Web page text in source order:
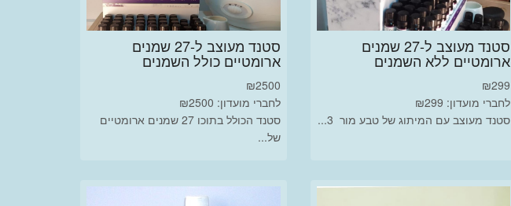
סטנד מעוצב ל-27 שמנים
ארומטיים ללא השמנים
₪299
לחברי מועדון: ₪299
סטנד מעוצב עם המיתוג של טבע מור 3...
סטנד מעוצב ל-27 שמנים
ארומטיים כולל השמנים
₪2500
לחברי מועדון: ₪2500
סטנד הכולל בתוכו 27 שמנים ארומטיים
של...